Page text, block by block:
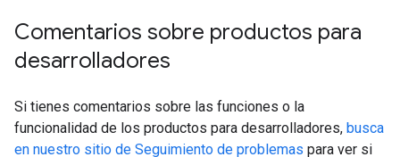
Comentarios sobre productos para
desarrolladores
Si tienes comentarios sobre las funciones o la
funcionalidad de los productos para desarrolladores, busca
en nuestro sitio de Seguimiento de problemas para ver si